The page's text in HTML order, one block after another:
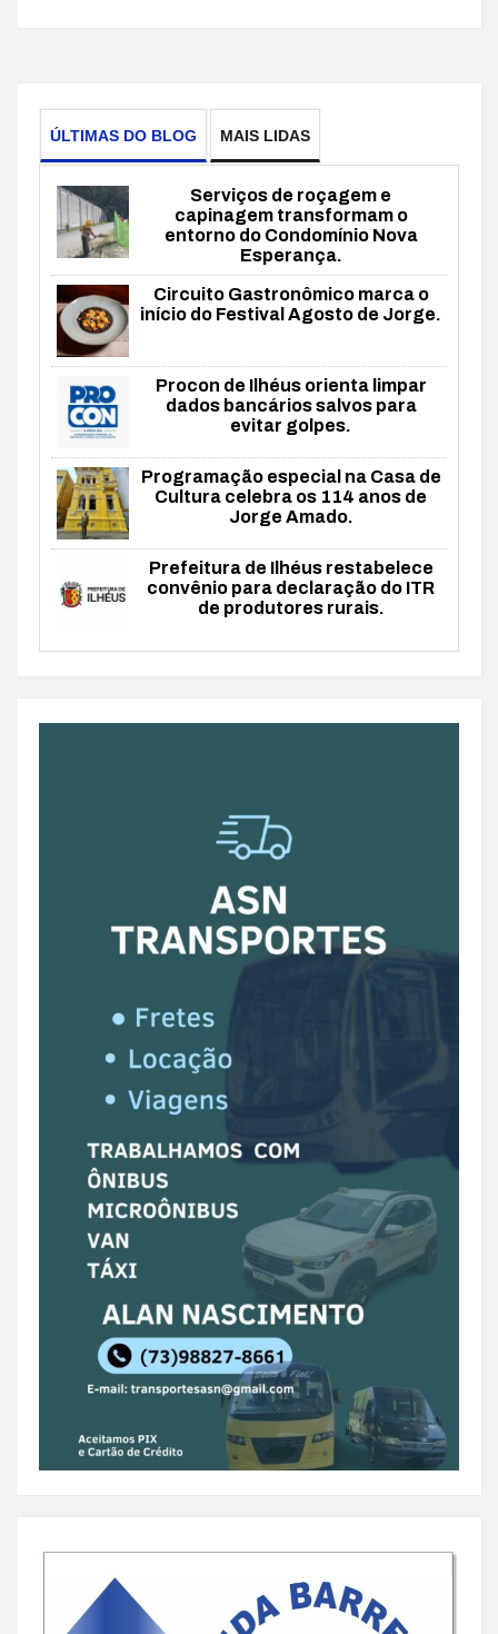
ÚLTIMAS DO BLOG MAIS LIDAS
Serviços de roçagem e
capinagem transformam o
entorno do Condomínio Nova
Esperança.
Circuito Gastronômico marca o
início do Festival Agosto de Jorge.
Procon de Ilhéus orienta limpar
dados bancários salvos para
evitar golpes.
Programação especial na Casa de
Cultura celebra os 114 anos de
Jorge Amado.
Prefeitura de Ilhéus restabelece
convênio para declaração do ITR
de produtores rurais.